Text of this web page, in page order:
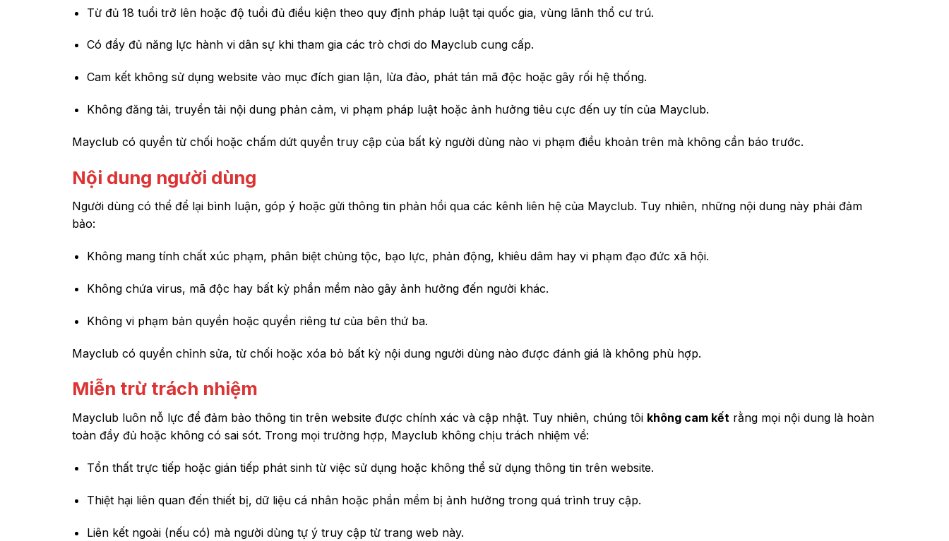
Từ đủ 18 tuổi trở lên hoặc độ tuổi đủ điều kiện theo quy định pháp luật tại quốc gia, vùng lãnh thổ cư trú.
Có đầy đủ năng lực hành vi dân sự khi tham gia các trò chơi do Mayclub cung cấp.
Cam kết không sử dụng website vào mục đích gian lận, lừa đảo, phát tán mã độc hoặc gây rối hệ thống.
Không đăng tải, truyền tải nội dung phản cảm, vi phạm pháp luật hoặc ảnh hưởng tiêu cực đến uy tín của Mayclub.
Mayclub có quyền từ chối hoặc chấm dứt quyền truy cập của bất kỳ người dùng nào vi phạm điều khoản trên mà không cần báo trước.
Nội dung người dùng
Người dùng có thể để lại bình luận, góp ý hoặc gửi thông tin phản hồi qua các kênh liên hệ của Mayclub. Tuy nhiên, những nội dung này phải đảm
bảo:
Không mang tính chất xúc phạm, phân biệt chủng tộc, bạo lực, phản động, khiêu dâm hay vi phạm đạo đức xã hội.
Không chứa virus, mã độc hay bất kỳ phần mềm nào gây ảnh hưởng đến người khác.
Không vi phạm bản quyền hoặc quyền riêng tư của bên thứ ba.
Mayclub có quyền chỉnh sửa, từ chối hoặc xóa bỏ bất kỳ nội dung người dùng nào được đánh giá là không phù hợp.
Miễn trừ trách nhiệm
Mayclub luôn nỗ lực để đảm bảo thông tin trên website được chính xác và cập nhật. Tuy nhiên, chúng tôi không cam kết rằng mọi nội dung là hoàn
toàn đầy đủ hoặc không có sai sót. Trong mọi trường hợp, Mayclub không chịu trách nhiệm về:
Tổn thất trực tiếp hoặc gián tiếp phát sinh từ việc sử dụng hoặc không thể sử dụng thông tin trên website.
Thiệt hại liên quan đến thiết bị, dữ liệu cá nhân hoặc phần mềm bị ảnh hưởng trong quá trình truy cập.
Liên kết ngoài (nếu có) mà người dùng tự ý truy cập từ trang web này.